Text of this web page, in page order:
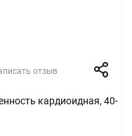
отзыв
кардиоидная, 40-